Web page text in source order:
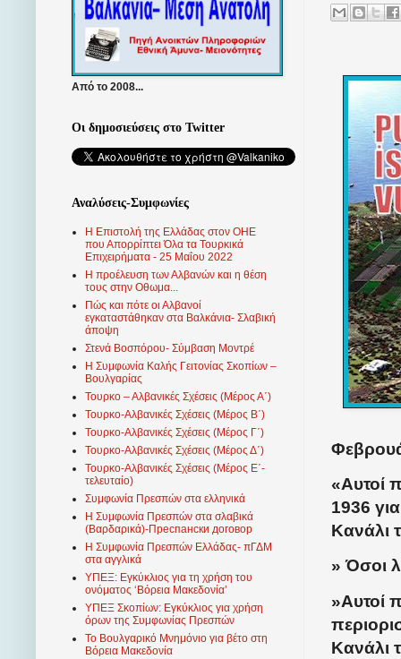
«Αυτοί
1936
Κανάλι
» Όσοι
»Αυτοί
Κανάλι
Από το 2008...
Οι δημοσιεύσεις στο Twitter
Αναλύσεις-Συμφωνίες
Η Επιστολή της Ελλάδας στον ΟΗΕ
που Απορρίπτει Όλα τα Τουρκικά
Επιχειρήματα - 25 Μαΐου 2022
Η προέλευση των Αλβανών και η θέση
τους στην Οθωμα...
Πώς και πότε οι Αλβανοί
εγκαταστάθηκαν στα Βαλκάνια- Σλαβική
άποψη
Στενά Βοσπόρου- Σύμβαση Μοντρέ
Η Συμφωνία Καλής Γειτονίας Σκοπίων –
Βουλγαρίας
Τουρκο – Αλβανικές Σχέσεις (Mέρος Α΄)
Τουρκο-Αλβανικές Σχέσεις (Μέρος Β΄)
Τουρκο-Αλβανικές Σχέσεις (Μέρος Γ΄)
Τουρκο-Αλβανικές Σχέσεις (Μέρος Δ΄)
Τουρκο-Αλβανικές Σχέσεις (Μέρος Ε΄-
τελευταίο)
Συμφωνία Πρεσπών στα ελληνικά
Η Συμφωνία Πρεσπών στα σλαβικά
(Βαρδαρικά)-Преспански договор
Η Συμφωνία Πρεσπών Ελλάδας- πΓΔΜ
στα αγγλικά
ΥΠΕΞ: Εγκύκλιος για τη χρήση του
ονόματος ‘Βόρεια Μακεδονία’
ΥΠΕΞ Σκοπίων: Εγκύκλιος για χρήση
όρων της Συμφωνίας Πρεσπών
Το Βουλγαρικό Μνημόνιο για βέτο στη
Βόρεια Μακεδονία